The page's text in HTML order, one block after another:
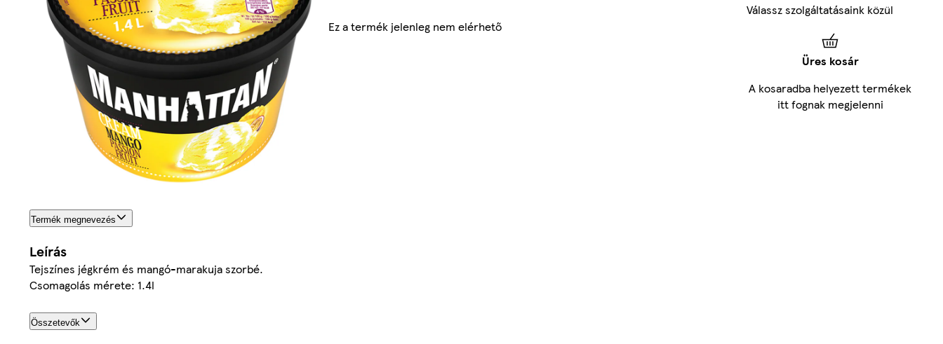
Ez a termék jelenleg nem elérhető
Termék megnevezés
Leírás
Tejszínes jégkrém és mangó-marakuja szorbé.
Csomagolás mérete: 1.4l
Összetevők
Válassz szolgáltatásaink közül
Üres kosár
A kosaradba helyezett termékek
itt fognak megjelenni